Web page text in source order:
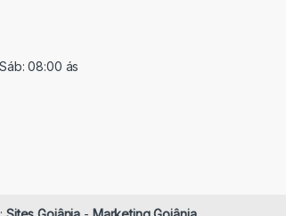
08:00 ás